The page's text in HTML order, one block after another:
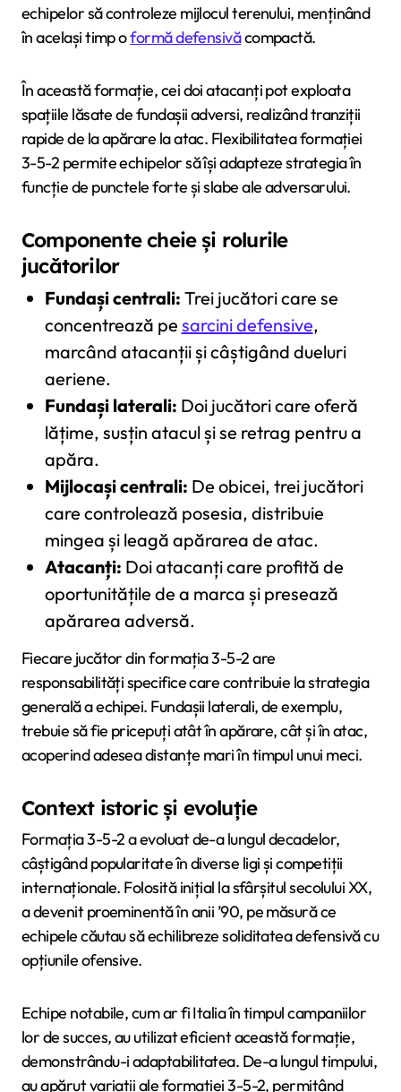
echipelor să controleze mijlocul terenului, menținând
în același timp oformă defensivăcompactă.
În această formație, cei doi atacanți pot exploata
spațiile lăsate de fundașii adversi, realizând tranziții
rapide de la apărare la atac. Flexibilitatea formației
3-5-2 permite echipelor să își adapteze strategia în
funcție de punctele forte și slabe ale adversarului.
Componente cheie și rolurile
jucătorilor
Fundași centrali: Trei jucători care se
concentrează pe sarcini defensive,
marcând atacanții și câștigând dueluri
aeriene.
Fundași laterali: Doi jucători care oferă
lățime, susțin atacul și se retrag pentru a
apăra.
Mijlocași centrali: De obicei, trei jucători
care controlează posesia, distribuie
mingea și leagă apărarea de atac.
Atacanți: Doi atacanți care profită de
oportunitățile de a marca și presează
apărarea adversă.
Fiecare jucător din formația 3-5-2 are
responsabilități specifice care contribuie la strategia
generală a echipei. Fundașii laterali, de exemplu,
trebuie să fie pricepuți atât în apărare, cât și în atac,
acoperind adesea distanțe mari în timpul unui meci.
Context istoric și evoluție
Formația 3-5-2 a evoluat de-a lungul decadelor,
câștigând popularitate în diverse ligi și competiții
internaționale. Folosită inițial la sfârșitul secolului XX,
a devenit proeminentă în anii ’90, pe măsură ce
echipele căutau să echilibreze soliditatea defensivă cu
opțiunile ofensive.
Echipe notabile, cum ar fi Italia în timpul campaniilor
lor de succes, au utilizat eficient această formație,
demonstrându-i adaptabilitatea. De-a lungul timpului,
au apărut variații ale formației 3-5-2, permițând